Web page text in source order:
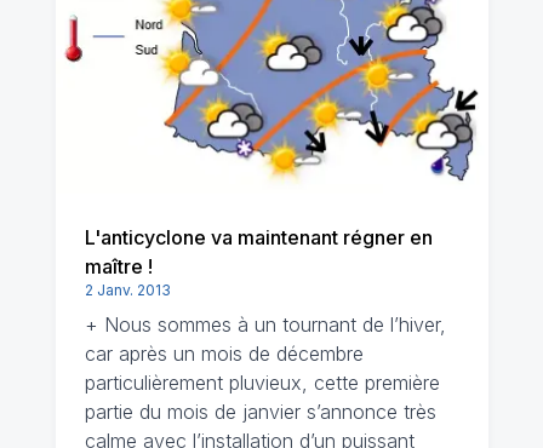
L'anticyclone va maintenant régner en
maître !
2 Janv. 2013
+ Nous sommes à un tournant de l’hiver,
car après un mois de décembre
particulièrement pluvieux, cette première
partie du mois de janvier s’annonce très
calme avec l’installation d’un puissant